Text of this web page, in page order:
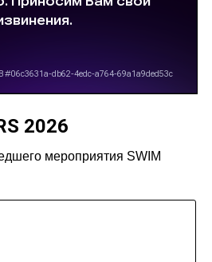
2026
мероприятия SWIM